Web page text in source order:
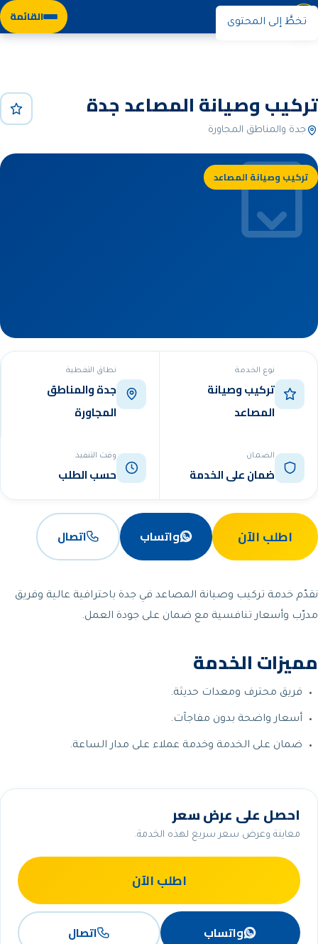
تخطَّ إلى المحتوى القائمة نوران
تركيب وصيانة المصاعد جدة
جدة والمناطق المجاورة
تركيب وصيانة المصاعد
نوع الخدمة
تركيب وصيانة
المصاعد
نطاق التغطية
جدة والمناطق
المجاورة
الضمان
ضمان على الخدمة
وقت التنفيذ
حسب الطلب
اطلب الآن واتساب اتصال
نقدّم خدمة تركيب وصيانة المصاعد في جدة باحترافية عالية وفريق
مدرّب وأسعار تنافسية مع ضمان على جودة العمل.
مميزات الخدمة
فريق محترف ومعدات حديثة.
أسعار واضحة بدون مفاجآت.
ضمان على الخدمة وخدمة عملاء على مدار الساعة.
احصل على عرض سعر
معاينة وعرض سعر سريع لهذه الخدمة.
اطلب الآن
واتساب اتصال